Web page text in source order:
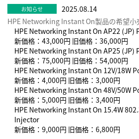
2025.08.14
HPE Networking Instant On製品の希望小
HPE Networking Instant On AP22 (JP)
新価格：43,000円 旧価格：36,000円
HPE Networking Instant On AP25 (JP)
新価格：75,000円 旧価格：54,000円
HPE Networking Instant On 12V/18W
新価格：4,000円 旧価格：3,000円
HPE Networking Instant On 48V/50W
新価格：5,000円 旧価格：3,400円
HPE Networking Instant On 15.4W
Injector
新価格：9,000円 旧価格：6,800円